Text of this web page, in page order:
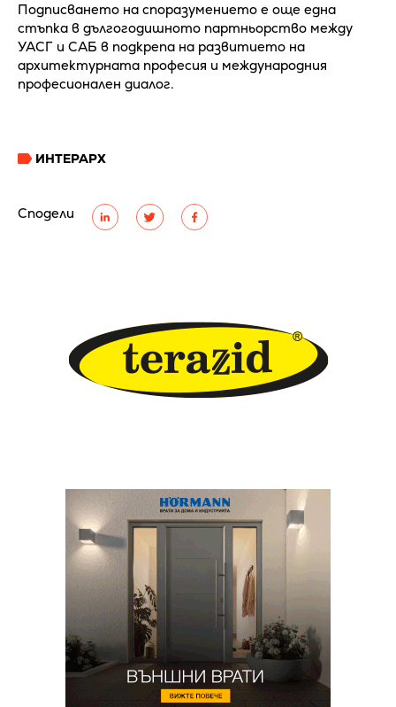
Сподели
Подписването на споразумението е още една
стъпка в дългогодишното партньорство между
УАСГ и САБ в подкрепа на развитието на
архитектурната професия и международния
професионален диалог.
ИНТЕРАРХ